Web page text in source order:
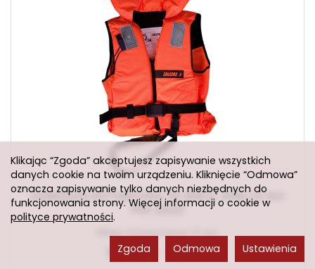
KAMIZELKA RATUNKOWA 70-90KG, 100N CE ISO
PRS 20221
109,00 zł 148,00 zł
Klikając “Zgoda” akceptujesz zapisywanie wszystkich
danych cookie na twoim urządzeniu. Kliknięcie “Odmowa”
oznacza zapisywanie tylko danych niezbędnych do
funkcjonowania strony. Więcej informacji o cookie w
polityce prywatności.
Ustawienia
Odmowa
Zgoda